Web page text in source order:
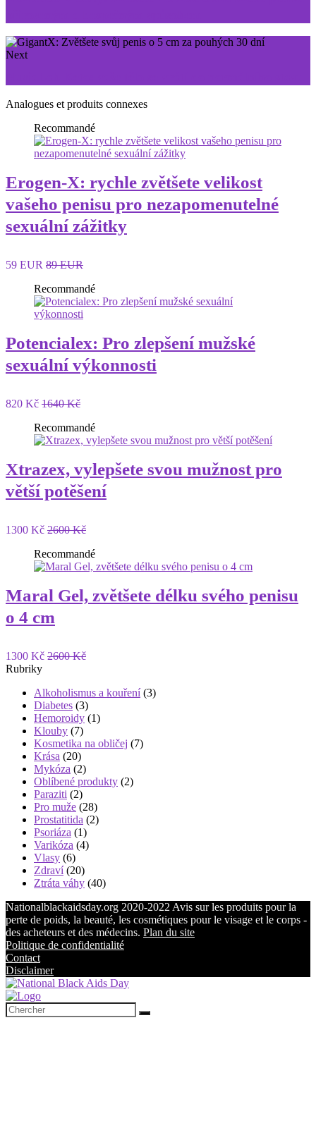
Next
Analogues et produits connexes
Recommandé
Erogen-X: rychle zvětšete velikost
vašeho penisu pro nezapomenutelné
sexuální zážitky
59 EUR 89 EUR
Recommandé
Potencialex: Pro zlepšení mužské
sexuální výkonnosti
820 Kč 1640 Kč
Recommandé
Xtrazex, vylepšete svou mužnost pro
větší potěšení
1300 Kč 2600 Kč
Recommandé
Maral Gel, zvětšete délku svého penisu
o 4 cm
1300 Kč 2600 Kč
Rubriky
Alkoholismus a kouření(3)
Diabetes (3)
Hemoroidy (1)
Klouby (7)
Kosmetika na obličej (7)
Krása (20)
Mykóza (2)
Oblíbené produkty (2)
Paraziti (2)
Pro muže (28)
Prostatitida (2)
Psoriáza (1)
Varikóza (4)
Vlasy (6)
Zdraví(20)
Ztráta váhy (40)
Nationalblackaidsday.org 2020-2022 Avis sur les produits pour la
perte de poids, la beauté, les cosmétiques pour le visage et le corps -
des acheteurs et des médecins. Plan du site
Politique de confidentialité
Contact
Disclaimer